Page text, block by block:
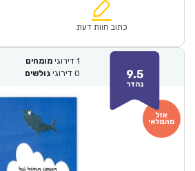
₪67.00.
הוא:
כתוב חוות דעת
9.5
נהדר
1 דירוגי מומחים
0 דירוגי גולשים